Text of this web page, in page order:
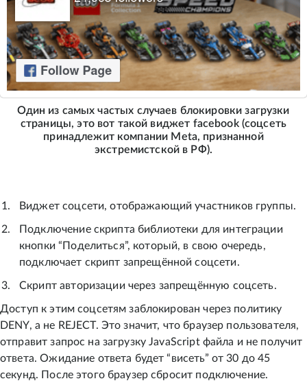
Один из самых частых случаев блокировки загрузки
страницы, это вот такой виджет facebook (соцсеть
принадлежит компании Meta, признанной
экстремистской в РФ).
Виджет соцсети, отображающий участников группы.
Подключение скрипта библиотеки для интеграции
кнопки “Поделиться”, который, в свою очередь,
подключает скрипт запрещённой соцсети.
Скрипт авторизации через запрещённую соцсеть.
Доступ к этим соцсетям заблокирован через политику
DENY, а не REJECT. Это значит, что браузер пользователя,
отправит запрос на загрузку JavaScript файла и не получит
ответа. Ожидание ответа будет “висеть” от 30 до 45
секунд. После этого браузер сбросит подключение.